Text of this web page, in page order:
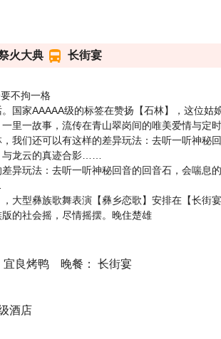
火大典 长街宴
不拘一格
国家AAAAA级的标签在赞扬【石林】，这位
里一故事，流传在青山翠岗间的唯美爱情与定
我们还可以有这样的差异玩法：去听一听神秘
与龙云的真迹合影……
异玩法：去听一听神秘回音的回音石，会喘
大型彝族歌舞表演【彝乡恋歌】安排在【长街
的社会摇，尽情摇摆。晚住楚雄
良烤鸭 晚餐： 长街宴
酒店